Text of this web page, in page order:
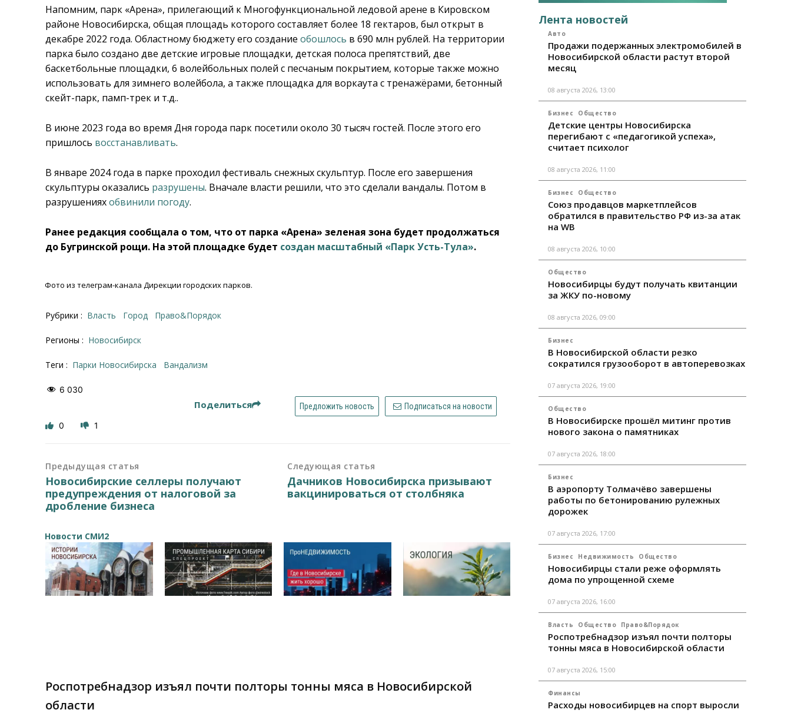
Напомним, парк «Арена», прилегающий к Многофункциональной ледовой арене в Кировском
районе Новосибирска, общая площадь которого составляет более 18 гектаров, был открыт в
декабре 2022 года. Областному бюджету его созданиеобошлось в 690 млн рублей. На территории
парка было создано две детские игровые площадки, детская полоса препятствий, две
баскетбольные площадки, 6 волейбольных полей с песчаным покрытием, которые также можно
использовать для зимнего волейбола, а также площадка для воркаута с тренажёрами, бетонный
скейт-парк, памп-трек и т.д..
В июне 2023 года во время Дня города парк посетили около 30 тысяч гостей. После этого его
пришлось восстанавливать.
В январе 2024 года в парке проходил фестиваль снежных скульптур. После его завершения
скульптуры оказались разрушены. Вначале власти решили, что это сделали вандалы. Потом в
разрушенияхобвинили погоду.
Ранее редакция сообщала о том, что от парка «Арена» зеленая зона будет продолжаться
до Бугринской рощи. На этой площадке будет создан масштабный «Парк Усть-Тула».
Фото из телеграм-канала Дирекции городских парков.
Рубрики : Власть Город Право&Порядок
Регионы : Новосибирск
Теги : парки Новосибирска вандализм
6 030
Поделиться Предложить новость Подписаться на новости
0 1
Предыдущая статья
Новосибирские селлеры получают
предупреждения от налоговой за
дробление бизнеса
Следующая статья
Дачников Новосибирска призывают
вакцинироваться от столбняка
Новости СМИ2
Роспотребнадзор изъял почти полторы тонны мяса в Новосибирской
области
Лента новостей
Авто
Продажи подержанных электромобилей в
Новосибирской области растут второй
месяц
08 августа 2026, 13:00
Бизнес Общество
Детские центры Новосибирска
перегибают с «педагогикой успеха»,
считает психолог
08 августа 2026, 11:00
Бизнес Общество
Союз продавцов маркетплейсов
обратился в правительство РФ из-за атак
на WB
08 августа 2026, 10:00
Общество
Новосибирцы будут получать квитанции
за ЖКУ по-новому
08 августа 2026, 09:00
Бизнес
В Новосибирской области резко
сократился грузооборот в автоперевозках
07 августа 2026, 19:00
Общество
В Новосибирске прошёл митинг против
нового закона о памятниках
07 августа 2026, 18:00
Бизнес
В аэропорту Толмачёво завершены
работы по бетонированию рулежных
дорожек
07 августа 2026, 17:00
Бизнес Недвижимость Общество
Новосибирцы стали реже оформлять
дома по упрощенной схеме
07 августа 2026, 16:00
Власть Общество Право&Порядок
Роспотребнадзор изъял почти полторы
тонны мяса в Новосибирской области
07 августа 2026, 15:00
Финансы
Расходы новосибирцев на спорт выросли